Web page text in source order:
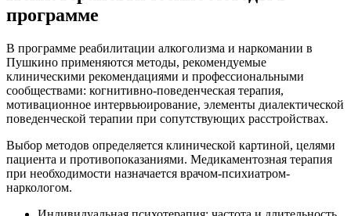
программе
В программе реабилитации алкоголизма и наркомании в
Пушкино применяются методы, рекомендуемые
клиническими рекомендациями и профессиональными
сообществами: когнитивно-поведенческая терапия,
мотивационное интервьюирование, элементы диалектической
поведенческой терапии при сопутствующих расстройствах.
Выбор методов определяется клинической картиной, целями
пациента и противопоказаниями. Медикаментозная терапия
при необходимости назначается врачом-психиатром-
наркологом.